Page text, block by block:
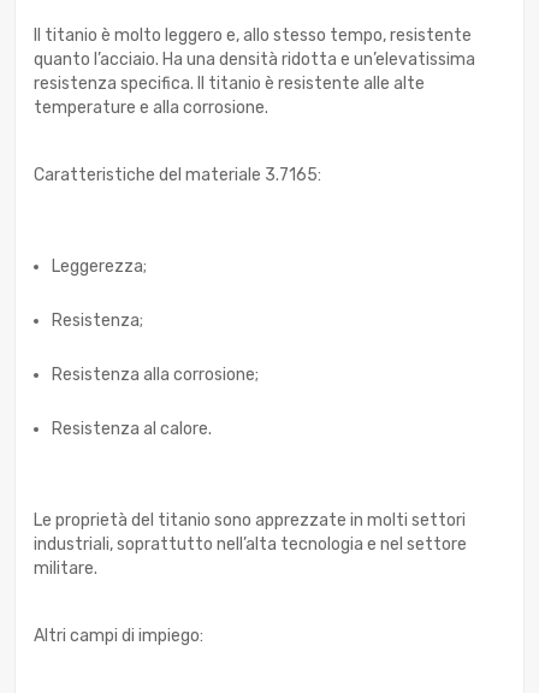
Il titanio è molto leggero e, allo stesso tempo, resistente
quanto l’acciaio. Ha una densità ridotta e un’elevatissima
resistenza specifica. Il titanio è resistente alle alte
temperature e alla corrosione.
Caratteristiche del materiale 3.7165:
Leggerezza;
Resistenza;
Resistenza alla corrosione;
Resistenza al calore.
Le proprietà del titanio sono apprezzate in molti settori
industriali, soprattutto nell’alta tecnologia e nel settore
militare.
Altri campi di impiego: